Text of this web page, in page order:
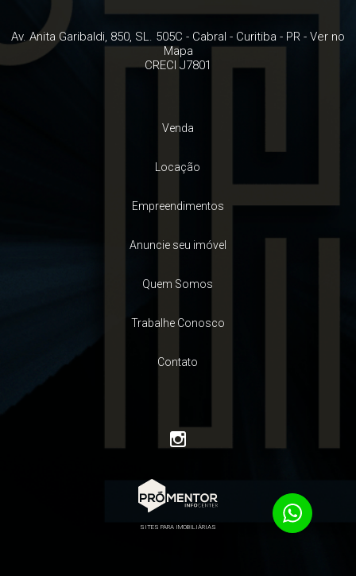
Av. Anita Garibaldi, 850, SL. 505C - Cabral - Curitiba - PR - Ver no
Mapa
CRECI J7801
Venda
Locação
Empreendimentos
Anuncie seu imóvel
Quem Somos
Trabalhe Conosco
Contato
SITES PARA IMOBILIÁRIAS